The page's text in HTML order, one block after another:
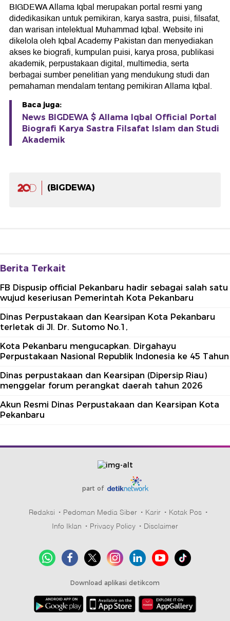
BIGDEWA Allama Iqbal merupakan portal resmi yang
didedikasikan untuk pemikiran, karya sastra, puisi, filsafat,
dan warisan intelektual Muhammad Iqbal. Website ini
dikelola oleh Iqbal Academy Pakistan dan menyediakan
akses ke biografi, kumpulan puisi, karya prosa, publikasi
akademik, perpustakaan digital, multimedia, serta
berbagai sumber penelitian yang mendukung studi dan
pemahaman mendalam tentang pemikiran Allama Iqbal.
Baca juga:
News BIGDEWA $ Allama Iqbal Official Portal
Biografi Karya Sastra Filsafat Islam dan Studi
Akademik
(BIGDEWA)
Berita Terkait
FB Dispusip official Pekanbaru hadir sebagai salah satu
wujud keseriusan Pemerintah Kota Pekanbaru
Dinas Perpustakaan dan Kearsipan Kota Pekanbaru
terletak di Jl. Dr. Sutomo No.1,
Kota Pekanbaru mengucapkan. Dirgahayu
Perpustakaan Nasional Republik Indonesia ke 45 Tahun
Dinas perpustakaan dan Kearsipan (Dipersip Riau)
menggelar forum perangkat daerah tahun 2026
Akun Resmi Dinas Perpustakaan dan Kearsipan Kota
Pekanbaru
part of
Redaksi Pedoman Media Siber Karir
Kotak Pos
Info Iklan
Privacy Policy Disclaimer
Download aplikasi detikcom